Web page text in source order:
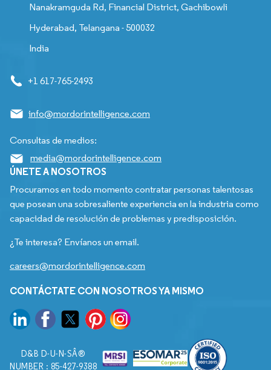
Nanakramguda Rd, Financial District, Gachibowli
Hyderabad, Telangana - 500032
India
+1 617-765-2493
info@mordorintelligence.com
Consultas de medios:
media@mordorintelligence.com
ÚNETE A NOSOTROS
Procuramos en todo momento contratar personas talentosas
que posean una sobresaliente experiencia en la industria como
capacidad de resolución de problemas y predisposición.
¿Te interesa? Envíanos un email.
careers@mordorintelligence.com
CONTÁCTATE CON NOSOTROS YA MISMO
D&B D-U-N-SÂ®
NUMBER : 85-427-9388